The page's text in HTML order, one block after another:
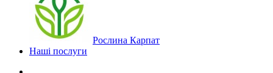
Рослина Карпат
Наші послуги